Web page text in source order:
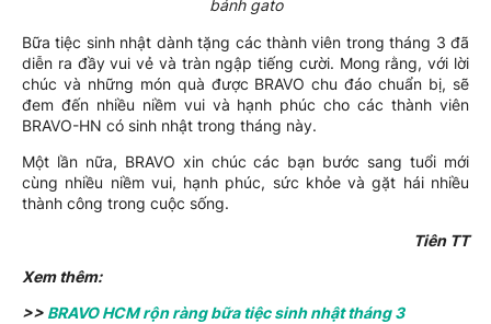
bánh gato
Bữa tiệc sinh nhật dành tặng các thành viên trong tháng 3 đã
diễn ra đầy vui vẻ và tràn ngập tiếng cười. Mong rằng, với lời
chúc và những món quà được BRAVO chu đáo chuẩn bị, sẽ
đem đến nhiều niềm vui và hạnh phúc cho các thành viên
BRAVO-HN có sinh nhật trong tháng này.
Một lần nữa, BRAVO xin chúc các bạn bước sang tuổi mới
cùng nhiều niềm vui, hạnh phúc, sức khỏe và gặt hái nhiều
thành công trong cuộc sống.
Tiên TT
Xem thêm:
>> BRAVO HCM rộn ràng bữa tiệc sinh nhật tháng 3